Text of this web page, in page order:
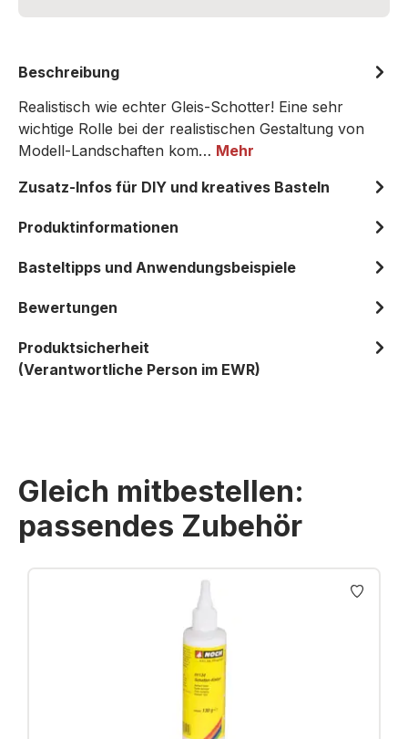
Beschreibung
Realistisch wie echter Gleis-Schotter! Eine sehr
wichtige Rolle bei der realistischen Gestaltung von
Modell-Landschaften kom… Mehr
Zusatz-Infos für DIY und kreatives Basteln
Produktinformationen
Basteltipps und Anwendungsbeispiele
Bewertungen
Produktsicherheit
(Verantwortliche Person im EWR)
Gleich mitbestellen:
passendes Zubehör
Produktgalerie überspringen